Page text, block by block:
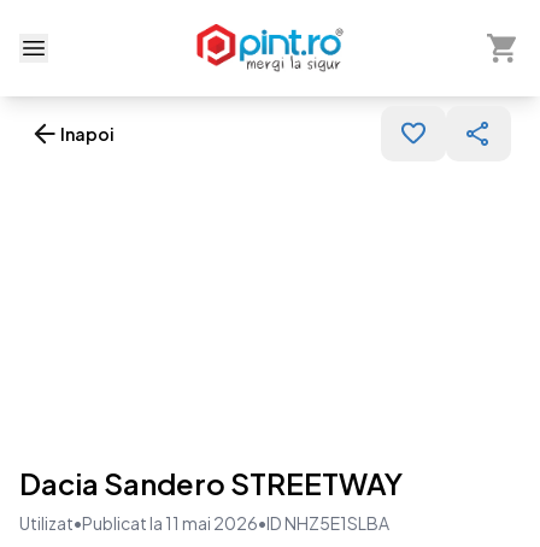
Deschide meniu
Arată
Inapoi
Dacia Sandero STREETWAY
Utilizat•Publicat la 11 mai 2026•ID NHZ5E1SLBA